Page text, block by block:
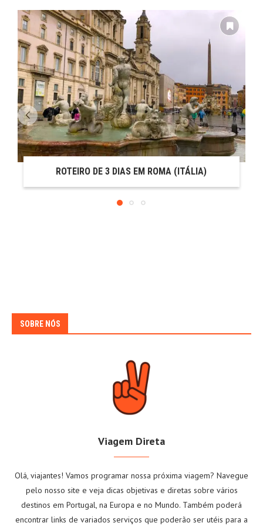
ROTEIRO DE 3 DIAS EM ROMA (ITÁLIA)
SOBRE NÓS
Viagem Direta
Olá, viajantes! Vamos programar nossa próxima viagem? Navegue
pelo nosso site e veja dicas objetivas e diretas sobre vários
destinos em Portugal, na Europa e no Mundo. Também poderá
encontrar links de variados serviços que poderão ser utéis para a